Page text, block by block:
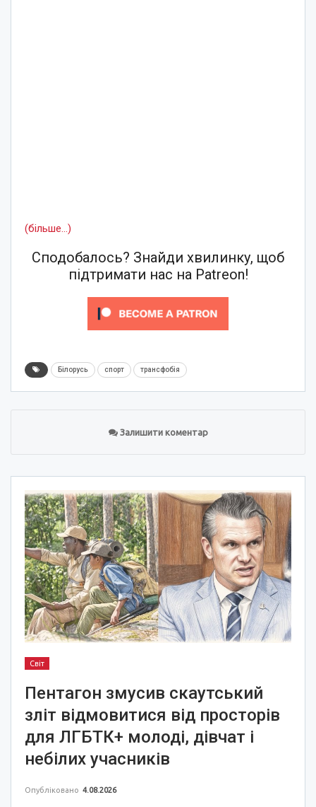
(більше…)
Сподобалось? Знайди хвилинку, щоб
підтримати нас на Patreon!
Білорусь спорт трансфобія
Залишити коментар
Світ
Пентагон змусив скаутський
зліт відмовитися від просторів
для ЛГБТК+ молоді, дівчат і
небілих учасників
Опубліковано 4.08.2026